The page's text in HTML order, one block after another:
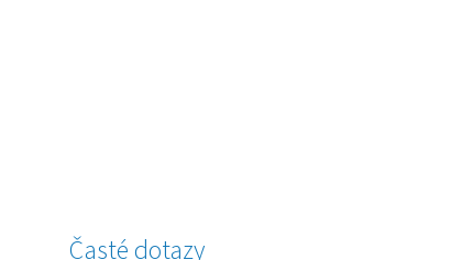
Časté dotazy